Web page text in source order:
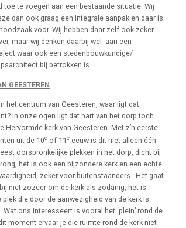
toe te voegen aan een bestaande situatie. Wij
dan ook graag een integrale aanpak en daar is
voor. Wij hebben daar zelf ook zeker
maar wij denken daarbij wel aan een
waar ook een stedenbouwkundige/
bij betrokken is.
GEESTEREN
het centrum van Geesteren, waar ligt dat
In onze ogen ligt dat hart van het dorp toch
Hervormde kerk van Geesteren. Met z’n eerste
uit de 10e of 11e eeuw is dit niet alleen één
oorspronkelijke plekken in het dorp, dicht bij
het is ook een bijzondere kerk en een echte
zeker voor buitenstaanders. Het gaat
niet zozeer om de kerk als zodanig, het is
plek die door de aanwezigheid van de kerk is
Wat ons interesseert is vooral het ‘plein’ rond de
moment ervaar je die ruimte rond de kerk niet